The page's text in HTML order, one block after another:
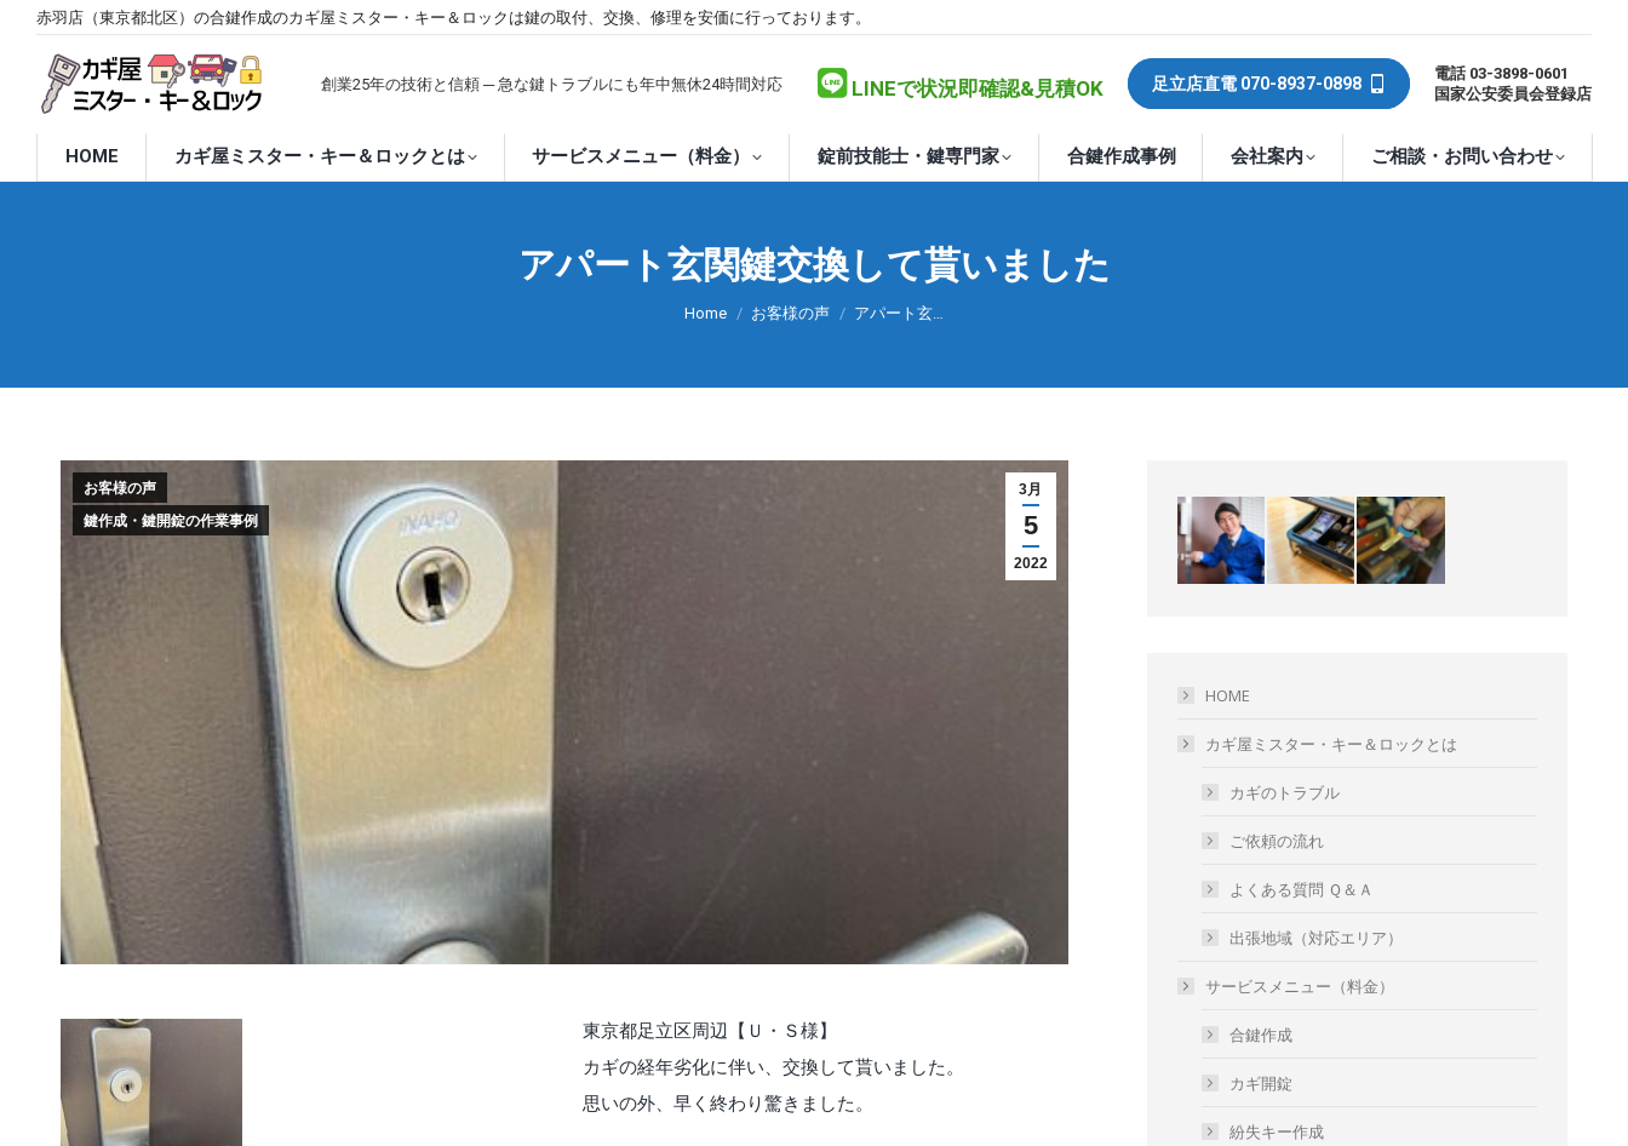
赤羽店（東京都北区）の合鍵作成のカギ屋ミスター・キー＆ロックは鍵の取付、交換、修理を安価に行っております。
創業25年の技術と信頼 ─ 急な鍵トラブルにも年中無休24時間対応 LINEで状況即確認&見積OK 足立店直電 070-8937-0898
電話 03-3898-0601
国家公安委員会登録店
HOME カギ屋ミスター・キー＆ロックとは サービスメニュー（料金） 錠前技能士・鍵専門家 合鍵作成事例 会社案内 ご相談・お問い合わせ
アパート玄関鍵交換して貰いました
You are here:
Home お客様の声 アパート玄…
3月
5
2022
お客様の声
鍵作成・鍵開錠の作業事例
東京都足立区周辺【Ｕ・Ｓ様】
カギの経年劣化に伴い、交換して貰いました。
思いの外、早く終わり驚きました。
HOME
カギ屋ミスター・キー＆ロックとは
カギのトラブル
ご依頼の流れ
よくある質問 Ｑ＆Ａ
出張地域（対応エリア）
サービスメニュー（料金）
合鍵作成
カギ開錠
紛失キー作成